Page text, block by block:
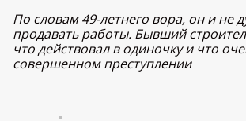
По словам 49-летнего вора, он и не
продавать работы. Бывший
что действовал в одиночку и что
совершенном преступлении